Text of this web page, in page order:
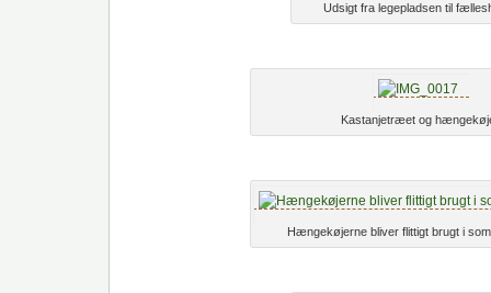
Udsigt fra legepladsen til
Kastanjetræet og
Hængekøjerne bliver flittigt brugt i